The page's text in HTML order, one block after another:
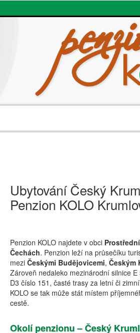
Ubytování Český
Penzion KOLO
Penzion KOLO najdete v obci
Čechách. Penzion leží na průsečíku
mezi Českými Budějovicemi, Českým
Zároveň nedaleko mezinárodní silnice
D3 číslo 151, časté trasy za letní či
KOLO se tak může stát místem
cestě.
Okolí penzionu – Český